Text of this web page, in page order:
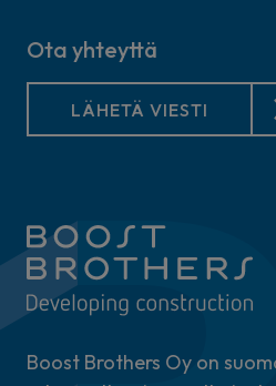
Boost Brothers Oy on
Ota yhteyttä
LÄHETÄ VIESTI